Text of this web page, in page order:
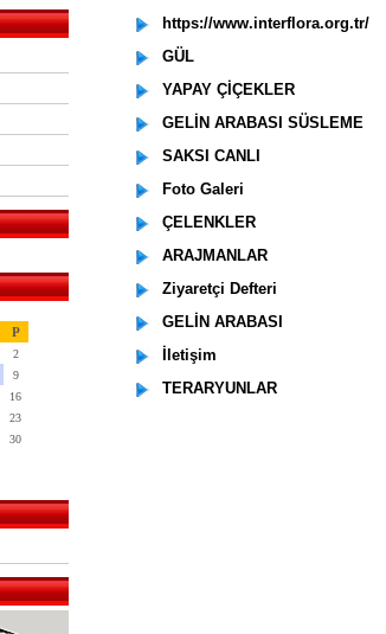
P
2
9
16
23
30
https://www.interflora.org.tr/
GÜL
YAPAY ÇİÇEKLER
GELİN ARABASI SÜSLEME
SAKSI CANLI
Foto Galeri
ÇELENKLER
ARAJMANLAR
Ziyaretçi Defteri
GELİN ARABASI
İletişim
TERARYUNLAR